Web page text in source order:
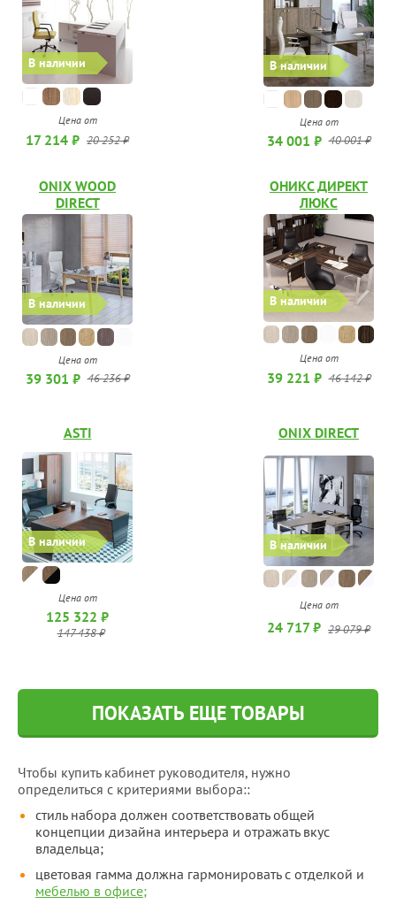
В наличии
Цена от
17 214 ₽ 20 252 ₽
В наличии
Цена от
34 001 ₽ 40 001 ₽
В наличии
ONIX WOOD
DIRECT
Цена от
39 301 ₽ 46 236 ₽
В наличии
ОНИКС ДИРЕКТ
ЛЮКС
Цена от
39 221 ₽ 46 142 ₽
В наличии
ASTI
Цена от
125 322 ₽
147 438 ₽
В наличии
ONIX DIRECT
Цена от
24 717 ₽ 29 079 ₽
ПОКАЗАТЬ ЕЩЕ ТОВАРЫ
Чтобы купить кабинет руководителя, нужно
определиться с критериями выбора::
стиль набора должен соответствовать общей
концепции дизайна интерьера и отражать вкус
владельца;
цветовая гамма должна гармонировать с отделкой и
мебелью в офисе;